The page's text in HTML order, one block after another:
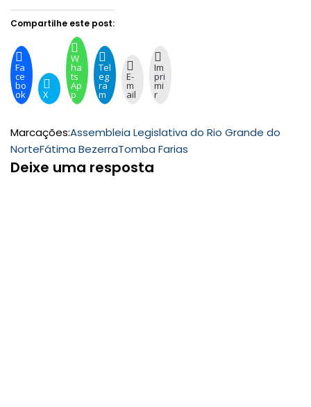
Compartilhe este post:
Fa
ce
bo
ok X
W
ha
ts
Ap
p
Tel
eg
ra
m
E-
m
ail
Im
pri
mi
r
Marcações:Assembleia Legislativa do Rio Grande do
NorteFátima BezerraTomba Farias
Deixe uma resposta